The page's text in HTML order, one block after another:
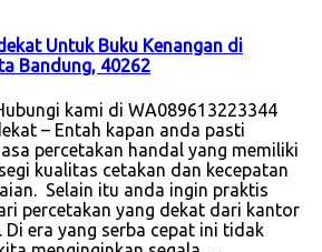
Untuk Buku Kenangan di
Bandung, 40262
kami di WA089613223344
– Entah kapan anda pasti
percetakan handal yang memiliki
kualitas cetakan dan kecepatan
Selain itu anda ingin praktis
percetakan yang dekat dari kantor
Di era yang serba cepat ini tidak